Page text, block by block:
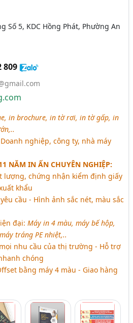
Số 5, KDC Hồng Phát, Phường An
809
in brochure, in tờ rơi, in tờ gấp, in
nghiệp, công ty, nhà máy
NĂM IN ẤN CHUYÊN NGHIỆP:
chứng nhận kiểm định giấy
khẩu
cầu - Hình ảnh sắc nét, màu sắc
đại:Máy in 4 màu, máy bế hộp,
tráng PE nhiệt,..
nhu cầu của thị trường - Hỗ trợ
chóng
bằng máy 4 màu - Giao hàng